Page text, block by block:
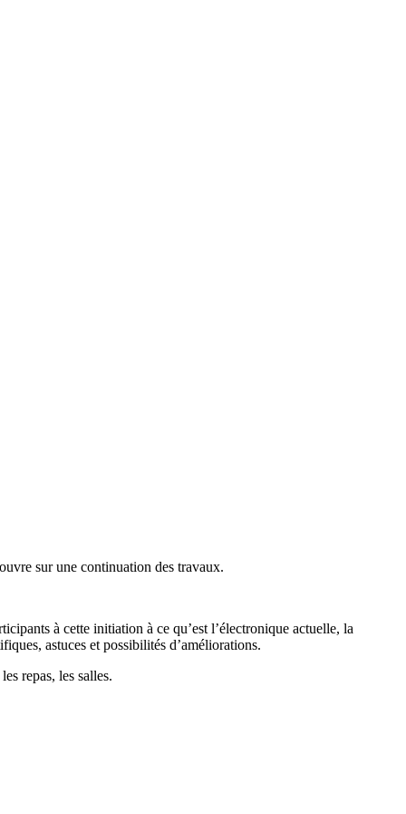
sur une continuation des travaux.
à cette initiation à ce qu’est l’électronique actuelle, la
astuces et possibilités d’améliorations.
repas, les salles.